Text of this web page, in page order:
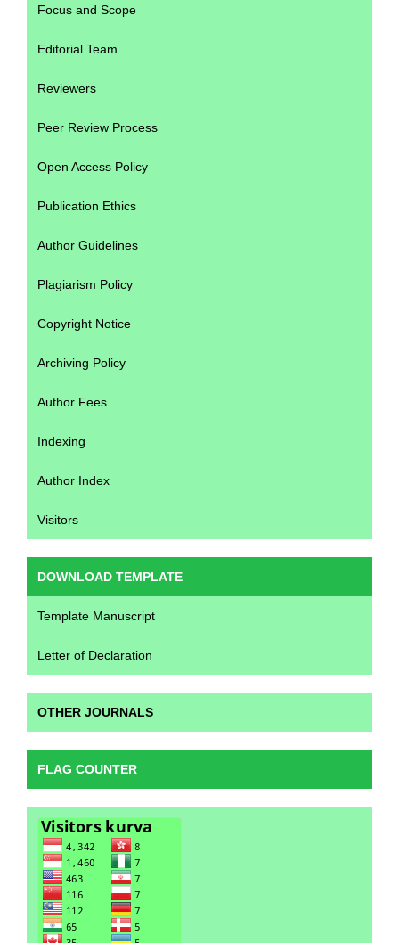
Focus and Scope
Editorial Team
Reviewers
Peer Review Process
Open Access Policy
Publication Ethics
Author Guidelines
Plagiarism Policy
Copyright Notice
Archiving Policy
Author Fees
Indexing
Author Index
Visitors
DOWNLOAD TEMPLATE
Template Manuscript
Letter of Declaration
OTHER JOURNALS
FLAG COUNTER